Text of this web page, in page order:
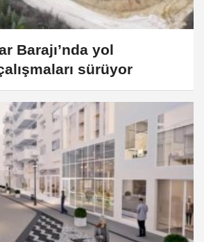
Barajı’nda yol
sürüyor